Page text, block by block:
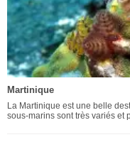
Martinique
La Martinique est une belle
sous-marins sont très variés et